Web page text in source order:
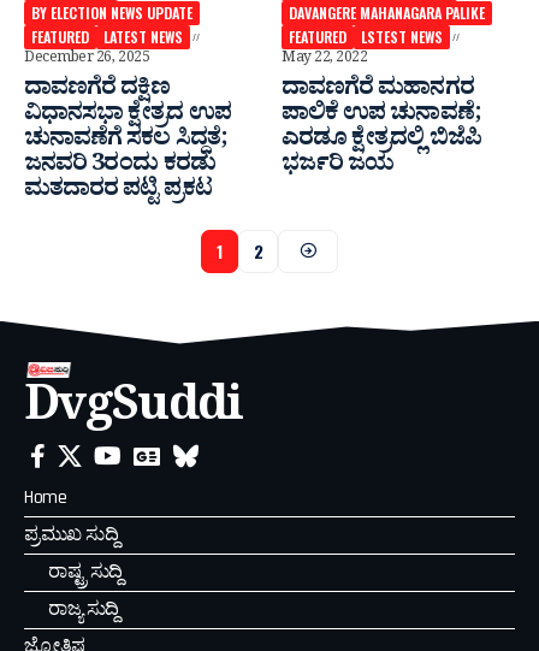
BY ELECTION NEWS UPDATE
FEATURED
LATEST NEWS
December 26, 2025
ದಾವಣಗೆರೆ ದಕ್ಷಿಣ
ವಿಧಾನಸಭಾ ಕ್ಷೇತ್ರದ ಉಪ
ಚುನಾವಣೆಗೆ ಸಕಲ ಸಿದ್ಧತೆ;
ಜನವರಿ 3ರಂದು ಕರಡು
ಮತದಾರರ ಪಟ್ಟಿ ಪ್ರಕಟ
DAVANGERE MAHANAGARA PALIKE
FEATURED
LSTEST NEWS
May 22, 2022
ದಾವಣಗೆರೆ ಮಹಾನಗರ
ಪಾಲಿಕೆ ಉಪ ಚುನಾವಣೆ;
ಎರಡೂ ಕ್ಷೇತ್ರದಲ್ಲಿ ಬಿಜೆಪಿ
ಭರ್ಜರಿ ಜಯ
1 2
DvgSuddi
Home
ಪ್ರಮುಖ ಸುದ್ದಿ
ರಾಷ್ಟ್ರ ಸುದ್ದಿ
ರಾಜ್ಯ ಸುದ್ದಿ